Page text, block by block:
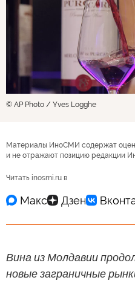
© AP Photo / Yves Logghe
Материалы ИноСМИ содержат
и не отражают позицию редакции
Читать inosmi.ru в
Вина из Молдавии
новые заграничные